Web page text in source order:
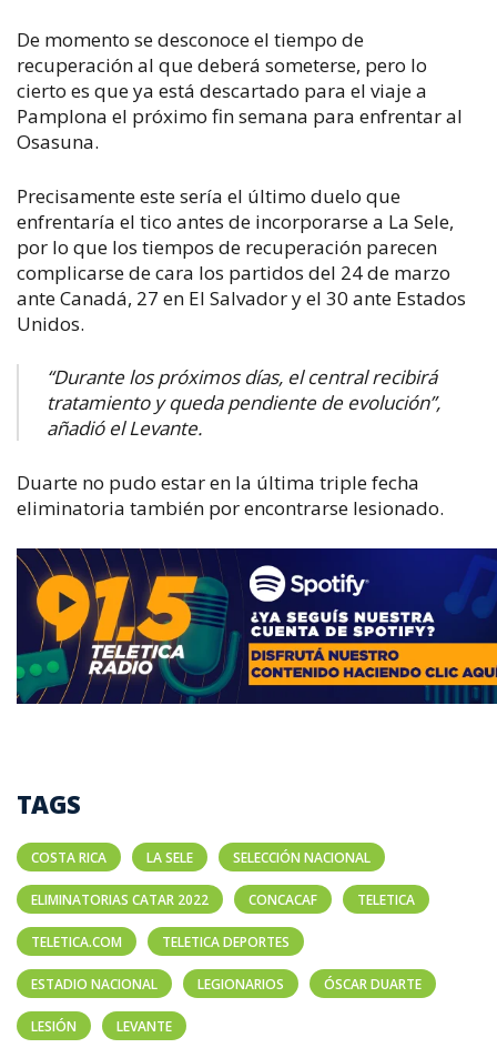
De momento se desconoce el tiempo de
recuperación al que deberá someterse, pero lo
cierto es que ya está descartado para el viaje a
Pamplona el próximo fin semana para enfrentar al
Osasuna.
Precisamente este sería el último duelo que
enfrentaría el tico antes de incorporarse a La Sele,
por lo que los tiempos de recuperación parecen
complicarse de cara los partidos del 24 de marzo
ante Canadá, 27 en El Salvador y el 30 ante Estados
Unidos.
“Durante los próximos días, el central recibirá
tratamiento y queda pendiente de evolución”,
añadió el Levante.
Duarte no pudo estar en la última triple fecha
eliminatoria también por encontrarse lesionado.
TAGS
COSTA RICA LA SELE SELECCIÓN NACIONAL
ELIMINATORIAS CATAR 2022 CONCACAF TELETICA
TELETICA.COM TELETICA DEPORTES
ESTADIO NACIONAL LEGIONARIOS ÓSCAR DUARTE
LESIÓN LEVANTE